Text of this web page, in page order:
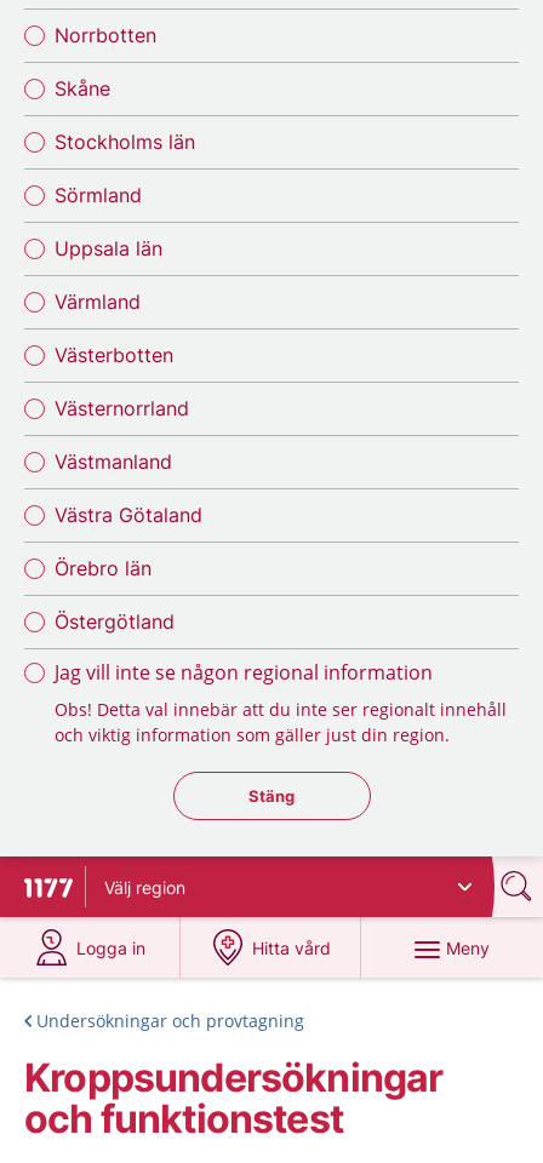
Norrbotten
Skåne
Stockholms län
Sörmland
Uppsala län
Värmland
Västerbotten
Västernorrland
Västmanland
Västra Götaland
Örebro län
Östergötland
Jag vill inte se någon regional information
Obs! Detta val innebär att du inte ser regionalt innehåll
och viktig information som gäller just din region.
Stäng regionsväljaren
Stäng
Till startsidan för 1177
Välj region
Logga in
på 1177.se
Hitta vård
på 1177.se
Meny
Undersökningar och provtagning
Kroppsundersökningar
och funktionstest